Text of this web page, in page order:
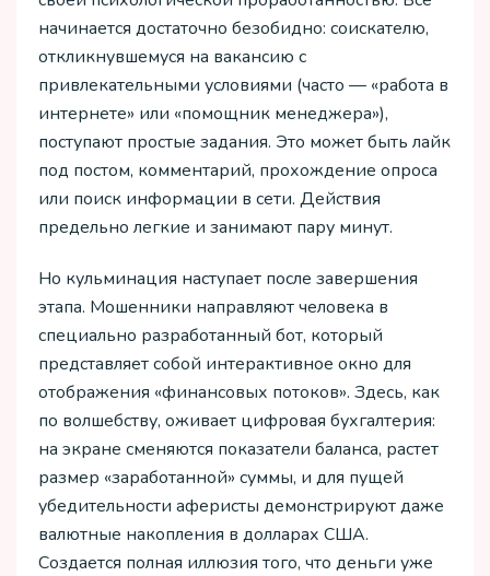
начинается достаточно безобидно: соискателю,
откликнувшемуся на вакансию с
привлекательными условиями (часто — «работа в
интернете» или «помощник менеджера»),
поступают простые задания. Это может быть лайк
под постом, комментарий, прохождение опроса
или поиск информации в сети. Действия
предельно легкие и занимают пару минут.
Но кульминация наступает после завершения
этапа. Мошенники направляют человека в
специально разработанный бот, который
представляет собой интерактивное окно для
отображения «финансовых потоков». Здесь, как
по волшебству, оживает цифровая бухгалтерия:
на экране сменяются показатели баланса, растет
размер «заработанной» суммы, и для пущей
убедительности аферисты демонстрируют даже
валютные накопления в долларах США.
Создается полная иллюзия того, что деньги уже